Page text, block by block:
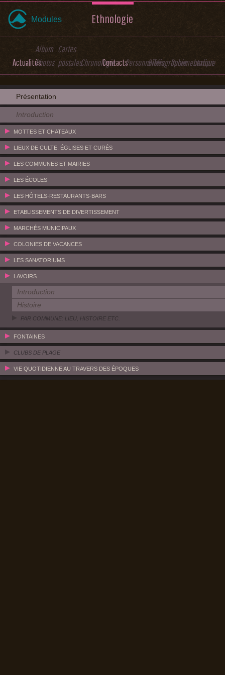
Modules Ethnologie
Actualités
Album
Photos
Cartes
postalesChronologieContactsPersonnalitésBibliographieDocumentation
Lexique
Présentation
Introduction
MOTTES ET CHATEAUX
LIEUX DE CULTE, ÉGLISES ET CURÉS
LES COMMUNES ET MAIRIES
LES ÉCOLES
LES HÔTELS-RESTAURANTS-BARS
ETABLISSEMENTS DE DIVERTISSEMENT
MARCHÉS MUNICIPAUX
COLONIES DE VACANCES
LES SANATORIUMS
LAVOIRS
Introduction
Histoire
PAR COMMUNE: LIEU, HISTOIRE ETC.
FONTAINES
CLUBS DE PLAGE
VIE QUOTIDIENNE AU TRAVERS DES ÉPOQUES